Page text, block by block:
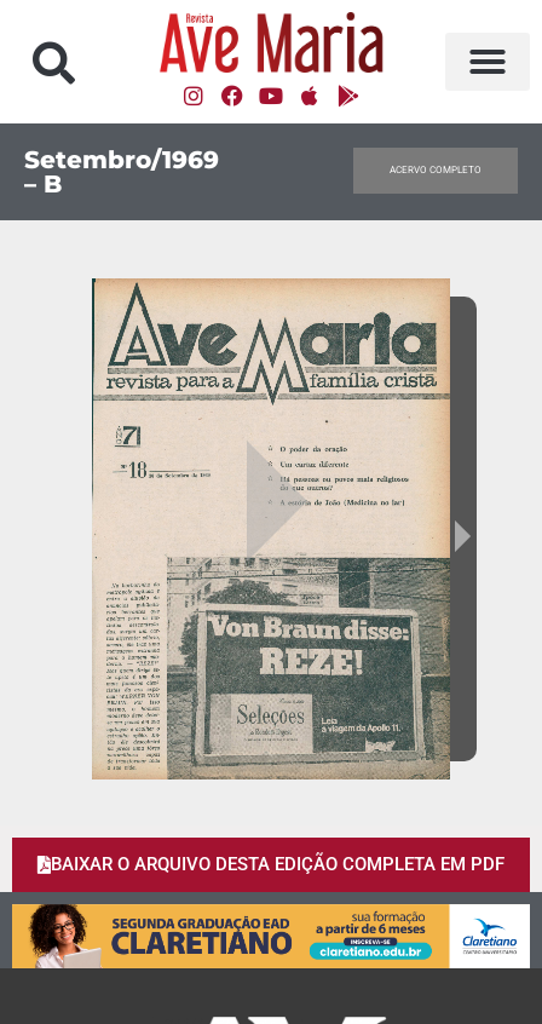
Setembro/1969
– B
ACERVO COMPLETO
BAIXAR O ARQUIVO DESTA EDIÇÃO COMPLETA EM PDF